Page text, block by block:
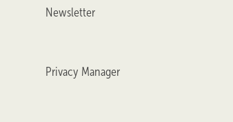
Newsletter
Privacy Manager